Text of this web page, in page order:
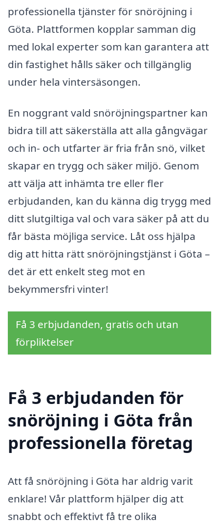
professionella tjänster för snöröjning i
Göta. Plattformen kopplar samman dig
med lokal experter som kan garantera att
din fastighet hålls säker och tillgänglig
under hela vintersäsongen.
En noggrant vald snöröjningspartner kan
bidra till att säkerställa att alla gångvägar
och in- och utfarter är fria från snö, vilket
skapar en trygg och säker miljö. Genom
att välja att inhämta tre eller fler
erbjudanden, kan du känna dig trygg med
ditt slutgiltiga val och vara säker på att du
får bästa möjliga service. Låt oss hjälpa
dig att hitta rätt snöröjningstjänst i Göta –
det är ett enkelt steg mot en
bekymmersfri vinter!
Få 3 erbjudanden, gratis och utan
förpliktelser
Få 3 erbjudanden för
snöröjning i Göta från
professionella företag
Att få snöröjning i Göta har aldrig varit
enklare! Vår plattform hjälper dig att
snabbt och effektivt få tre olika